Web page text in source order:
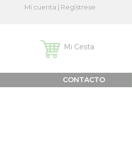
Mi cuenta | Regístrese
Mi Cesta
CONTACTO